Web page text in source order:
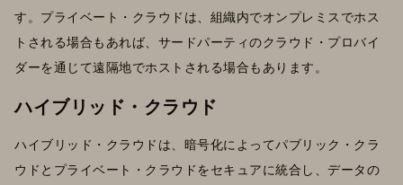
す。プライベート・クラウドは、組織内でオンプレミスでホス
トされる場合もあれば、サードパーティのクラウド・プロバイ
ダーを通じて遠隔地でホストされる場合もあります。
ハイブリッド・クラウド
ハイブリッド・クラウドは、暗号化によってパブリック・クラ
ウドとプライベート・クラウドをセキュアに統合し、データの